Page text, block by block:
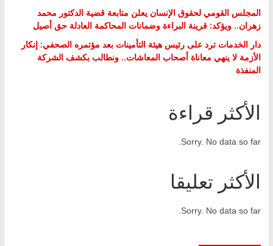
المجلس القومي لحقوق الإنسان يعلن متابعة قضية الدكتور محمد
زهران.. ويؤكد: قرينة البراءة وضمانات المحاكمة العادلة حق أصيل
دار الخدمات ترد على رئيس هيئة التأمينات بعد مؤتمره الصحفي: إنكار
الأزمة لا ينهي معاناة أصحاب المعاشات.. ونطالب بكشف الشركة
المنفذة
الأكثر قراءة
Sorry. No data so far.
الأكثر تعليقا
Sorry. No data so far.